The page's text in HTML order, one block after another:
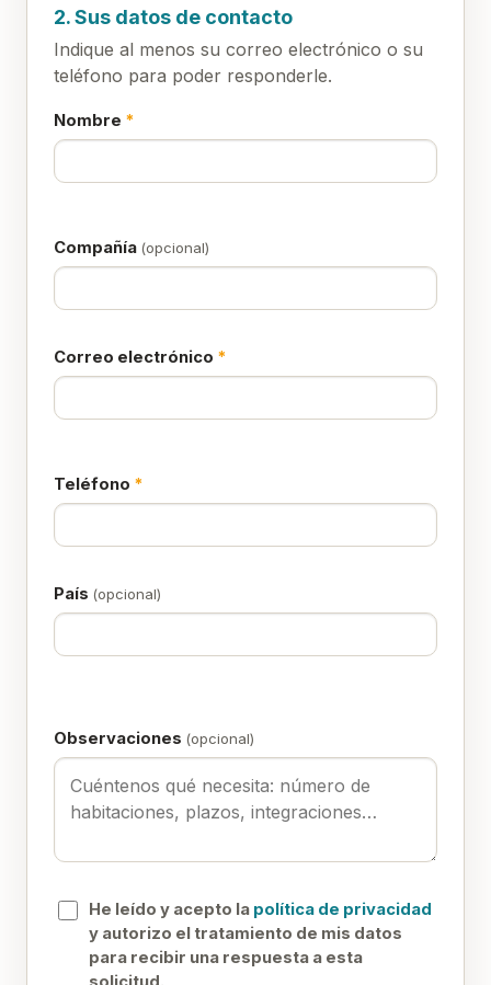
2. Sus datos de contacto
Indique al menos su correo electrónico o su
teléfono para poder responderle.
Nombre *
Compañía (opcional)
Correo electrónico *
Teléfono *
País (opcional)
Observaciones (opcional)
He leído y acepto la política de privacidad
y autorizo el tratamiento de mis datos
para recibir una respuesta a esta